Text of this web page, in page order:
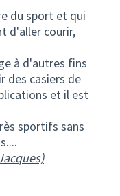
du sport et qui
d'aller courir,
à d'autres fins
des casiers de
et il est
sportifs sans